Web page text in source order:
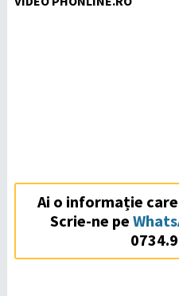
Ai o informație
Scrie-ne pe